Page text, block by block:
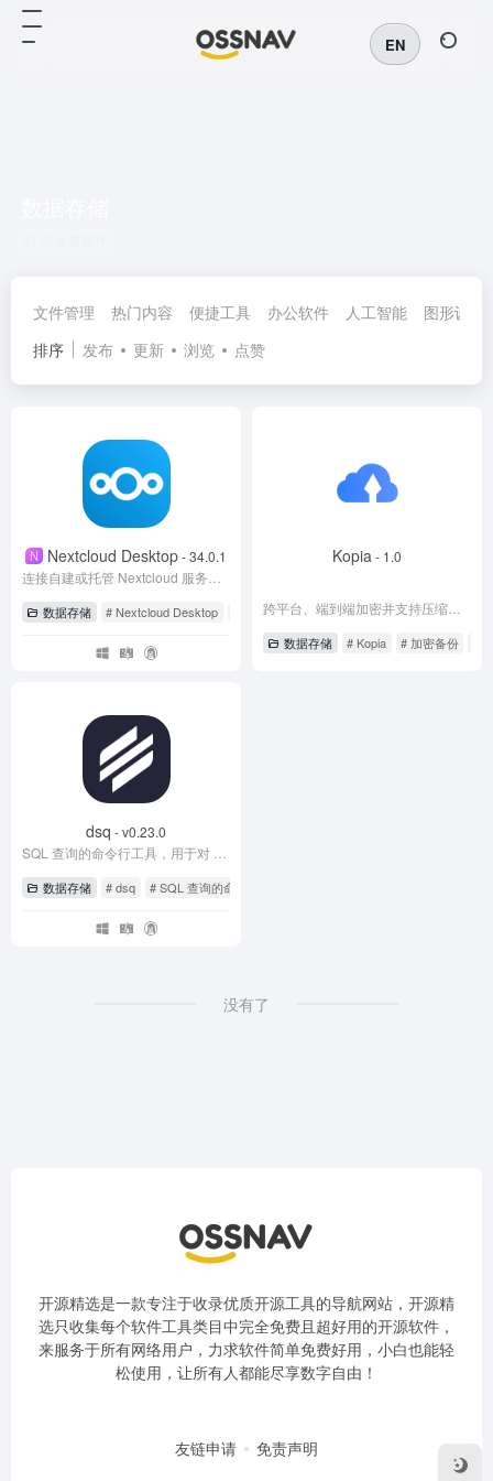
EN
文件管理 热门内容 便捷工具 办公软件 人工智能
图形设计
排序
发布 更新 浏览 点赞
N Nextcloud Desktop- 34.0.1
数据存储 # Nextcloud Desktop # 文件同步 # 自建云盘
Kopia- 1.0
数据存储 # Kopia # 加密备份
dsq - v0.23.0
数据存储 # dsq # SQL 查询的命令行工具
没有了
开源精选是一款专注于收录优质开源工具的导航网站，开源精
选只收集每个软件工具类目中完全免费且超好用的开源软件，
来服务于所有网络用户，力求软件简单免费好用，小白也能轻
松使用，让所有人都能尽享数字自由！
友链申请 免责声明